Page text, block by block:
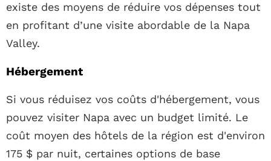
existe des moyens de réduire vos dépenses tout
en profitant d’une visite abordable de la Napa
Valley.
Hébergement
Si vous réduisez vos coûts d'hébergement, vous
pouvez visiter Napa avec un budget limité. Le
coût moyen des hôtels de la région est d'environ
175 $ par nuit, certaines options de base